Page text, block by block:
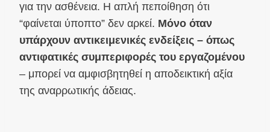
για την ασθένεια. Η απλή πεποίθηση ότι
“φαίνεται ύποπτο” δεν αρκεί. Μόνο όταν
υπάρχουν αντικειμενικές ενδείξεις – όπως
αντιφατικές συμπεριφορές του εργαζομένου
– μπορεί να αμφισβητηθεί η αποδεικτική αξία
της αναρρωτικής άδειας.